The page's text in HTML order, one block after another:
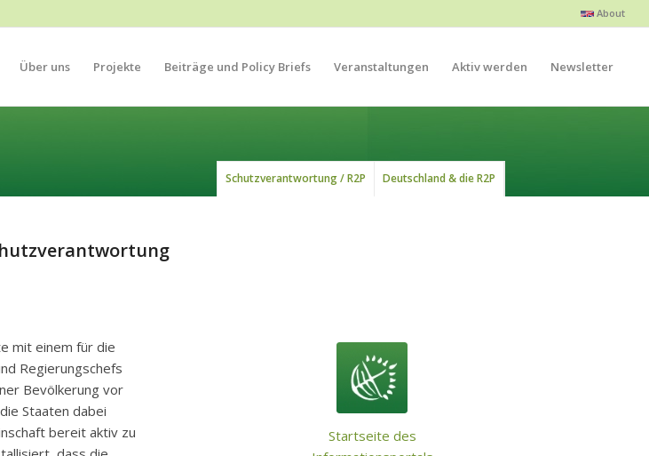
About
Über uns Projekte Beiträge und Policy Briefs Veranstaltungen Aktiv werden Newsletter
Schutzverantwortung / R2P Deutschland & die R2P
mit einem für die
Regierungschefs
Bevölkerung vor
Staaten dabei
bereit aktiv zu
Startseite des